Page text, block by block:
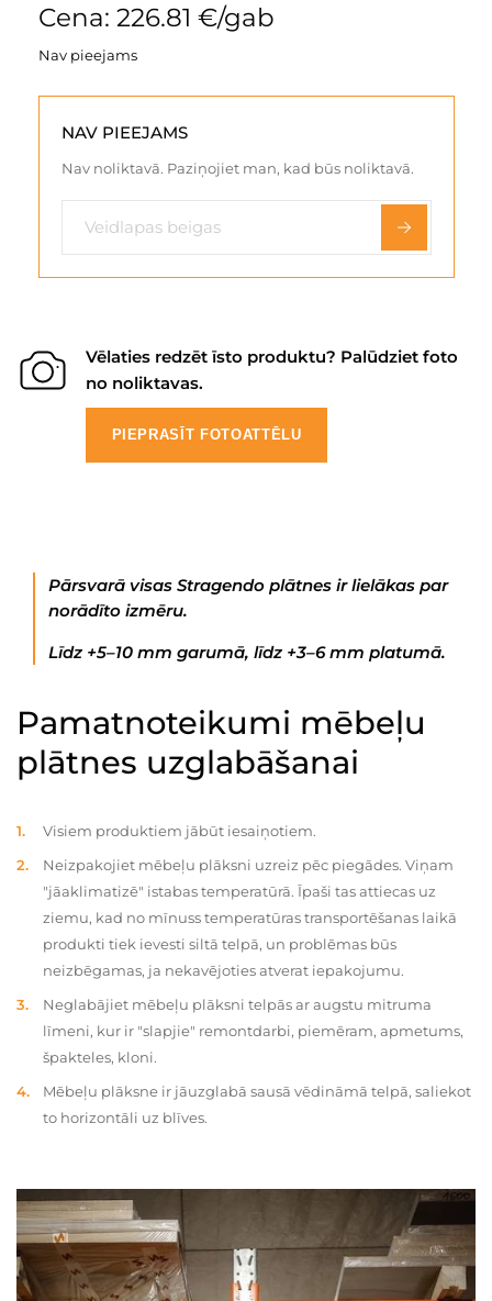
Cena: 226.81 €/gab
Nav pieejams
NAV PIEEJAMS
Nav noliktavā. Paziņojiet man, kad būs noliktavā.
Vēlaties redzēt īsto produktu? Palūdziet foto
no noliktavas.
PIEPRASĪT FOTOATTĒLU
Pārsvarā visas Stragendo plātnes ir lielākas par
norādīto izmēru.
Līdz +5–10 mm garumā, līdz +3–6 mm platumā.
Pamatnoteikumi mēbeļu
plātnes uzglabāšanai
Visiem produktiem jābūt iesaiņotiem.
Neizpakojiet mēbeļu plāksni uzreiz pēc piegādes. Viņam
"jāaklimatizē" istabas temperatūrā. Īpaši tas attiecas uz
ziemu, kad no mīnuss temperatūras transportēšanas laikā
produkti tiek ievesti siltā telpā, un problēmas būs
neizbēgamas, ja nekavējoties atverat iepakojumu.
Neglabājiet mēbeļu plāksni telpās ar augstu mitruma
līmeni, kur ir "slapjie" remontdarbi, piemēram, apmetums,
špakteles, kloni.
Mēbeļu plāksne ir jāuzglabā sausā vēdināmā telpā, saliekot
to horizontāli uz blīves.